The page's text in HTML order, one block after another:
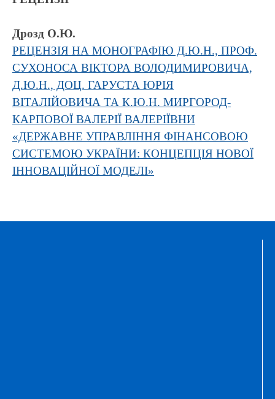
Дрозд О.Ю.
РЕЦЕНЗІЯ НА МОНОГРАФІЮ Д.Ю.Н., ПРОФ.
СУХОНОСА ВІКТОРА ВОЛОДИМИРОВИЧА,
Д.Ю.Н., ДОЦ. ГАРУСТА ЮРІЯ
ВІТАЛІЙОВИЧА ТА К.Ю.Н. МИРГОРОД-
КАРПОВОЇ ВАЛЕРІЇ ВАЛЕРІЇВНИ
«ДЕРЖАВНЕ УПРАВЛІННЯ ФІНАНСОВОЮ
СИСТЕМОЮ УКРАЇНИ: КОНЦЕПЦІЯ НОВОЇ
ІННОВАЦІЙНОЇ МОДЕЛІ»